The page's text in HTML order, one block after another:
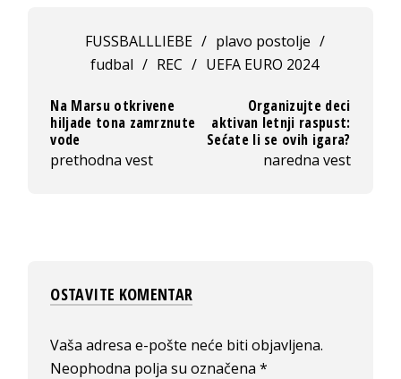
FUSSBALLLIEBE / plavo postolje /
fudbal / REC / UEFA EURO 2024
Na Marsu otkrivene
hiljade tona zamrznute
vode
prethodna vest
Organizujte deci
aktivan letnji raspust:
Sećate li se ovih igara?
naredna vest
OSTAVITE KOMENTAR
Vaša adresa e-pošte neće biti objavljena.
Neophodna polja su označena*